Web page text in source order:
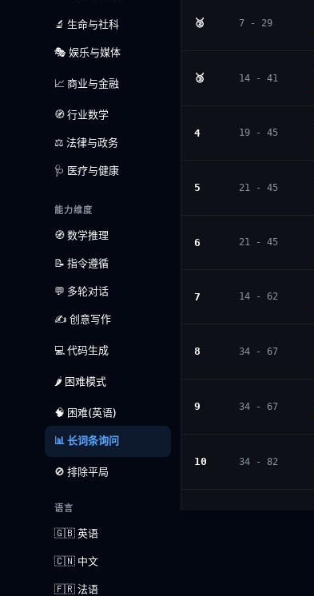
🔬 生命与社科
🎭 娱乐与媒体
📈 商业与金融
🧭 行业数学
⚖️ 法律与政务
🩺 医疗与健康
能力维度
🧭 数学推理
📝 指令遵循
💬 多轮对话
✍️ 创意写作
💻 代码生成
🌶️ 困难模式
🧠 困难(英语)
📊 长词条询问
🚫 排除平局
语言
🇬🇧 英语
🇨🇳 中文
🇫🇷 法语
🥈 7 - 29
🥉 14 - 41
4 19 - 45
5 21 - 45
6 21 - 45
7 14 - 62
8 34 - 67
9 34 - 67
10 34 - 82